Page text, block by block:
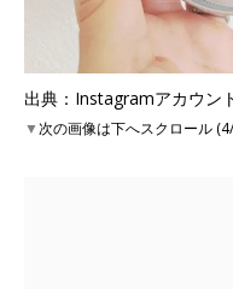
出典：Instagramアカウン
▼次の画像は下へスクロール